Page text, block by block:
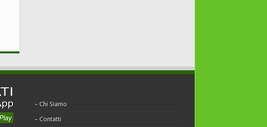
– Chi Siamo
– Contatti